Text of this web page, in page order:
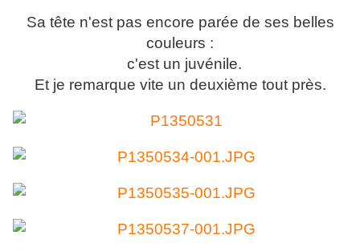
Sa tête n'est pas encore parée de ses belles
couleurs :
c'est un juvénile.
Et je remarque vite un deuxième tout près.